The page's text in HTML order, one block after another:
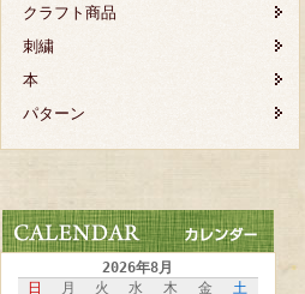
クラフト商品
刺繍
本
パターン